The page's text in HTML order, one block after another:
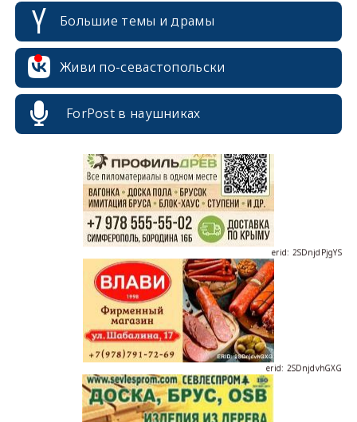
Большие темы и драмы
Живи по-севастопольски
ForPost в наушниках
erid: 2SDnjdvhGXG